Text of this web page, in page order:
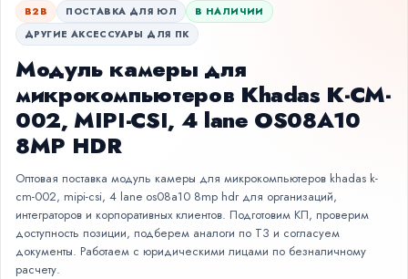
B2B ПОСТАВКА ДЛЯ ЮЛ
В НАЛИЧИИ
ДРУГИЕ АКСЕССУАРЫ ДЛЯ ПК
Модуль камеры для
микрокомпьютеров Khadas K-CM-
002, MIPI-CSI, 4 lane OS08A10
8MP HDR
Оптовая поставка модуль камеры для микрокомпьютеров khadas k-
cm-002, mipi-csi, 4 lane os08a10 8mp hdr для организаций,
интеграторов и корпоративных клиентов. Подготовим КП, проверим
доступность позиции, подберем аналоги по ТЗ и согласуем
документы. Работаем с юридическими лицами по безналичному
расчету.